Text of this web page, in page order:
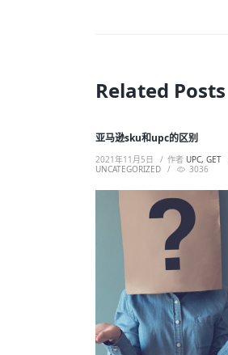
Related Posts
亚马逊sku和upc的区别
2021年11月5日 作者 UPC, GET
UNCATEGORIZED
3036